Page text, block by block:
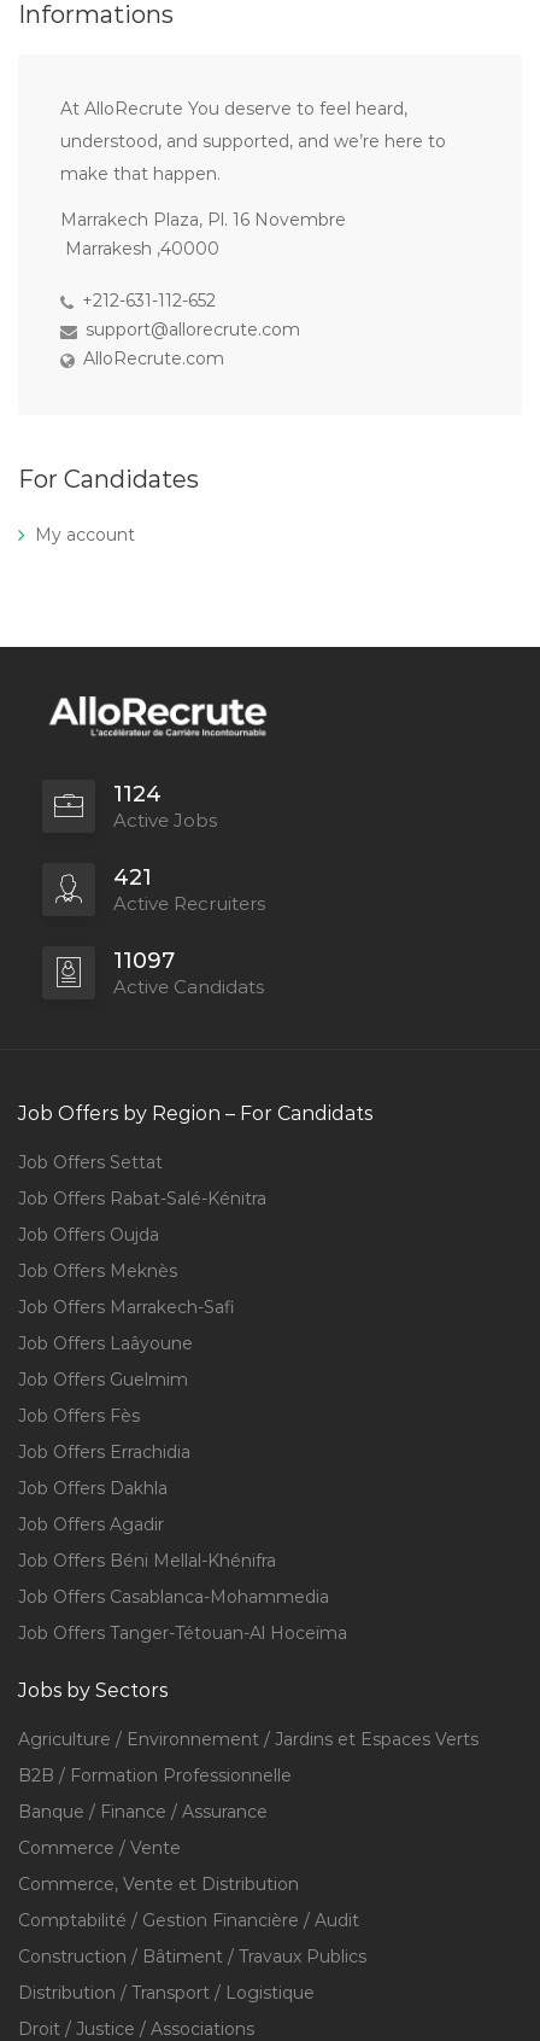
Informations
At AlloRecrute You deserve to feel heard,
understood, and supported, and we’re here to
make that happen.
Marrakech Plaza, Pl. 16 Novembre
Marrakesh ,40000
+212-631-112-652
support@allorecrute.com
AlloRecrute.com
For Candidates
My account
1124
Active Jobs
421
Active Recruiters
11097
Active Candidats
Job Offers by Region – For Candidats
Job Offers Settat
Job Offers Rabat-Salé-Kénitra
Job Offers Oujda
Job Offers Meknès
Job Offers Marrakech-Safi
Job Offers Laâyoune
Job Offers Guelmim
Job Offers Fès
Job Offers Errachidia
Job Offers Dakhla
Job Offers Agadir
Job Offers Béni Mellal-Khénifra
Job Offers Casablanca-Mohammedia
Job Offers Tanger-Tétouan-Al Hoceïma
Jobs by Sectors
Agriculture / Environnement / Jardins et Espaces Verts
B2B / Formation Professionnelle
Banque / Finance / Assurance
Commerce / Vente
Commerce, Vente et Distribution
Comptabilité / Gestion Financière / Audit
Construction / Bâtiment / Travaux Publics
Distribution / Transport / Logistique
Droit / Justice / Associations